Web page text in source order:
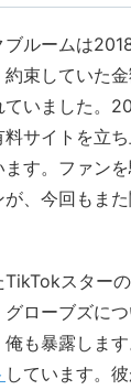
ルームは
束していた
いました。
サイトを立
ます。ファン
、今回もま
スター
ローブズに
も暴露しま
しています。